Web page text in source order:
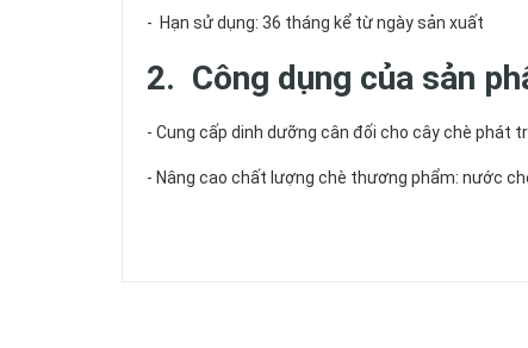
- Hạn sử dụng: 36 tháng kể từ ngày sản xuất
2. Công dụng của sản
- Cung cấp dinh dưỡng cân đối cho cây chè phát
- Nâng cao chất lượng chè thương phẩm: nước